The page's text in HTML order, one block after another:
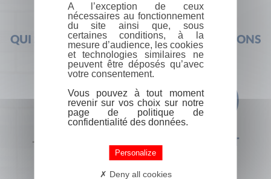
QUI SOMMES-NOUS ? FOIRE AUX QUESTIONS
+33 (0) 1 44 41 29 19 CONTACT
A l’exception de ceux
nécessaires au fonctionnement
du site ainsi que, sous
certaines conditions, à la
mesure d’audience, les cookies
et technologies similaires ne
peuvent être déposés qu’avec
votre consentement.
Vous pouvez à tout moment
revenir sur vos choix sur notre
page de politique de
confidentialité des données.
Personalize
Deny all cookies